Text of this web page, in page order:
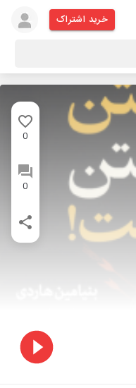
خرید اشتراک
0
0